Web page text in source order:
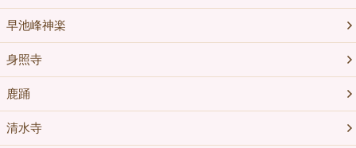
早池峰神楽
身照寺
鹿踊
清水寺